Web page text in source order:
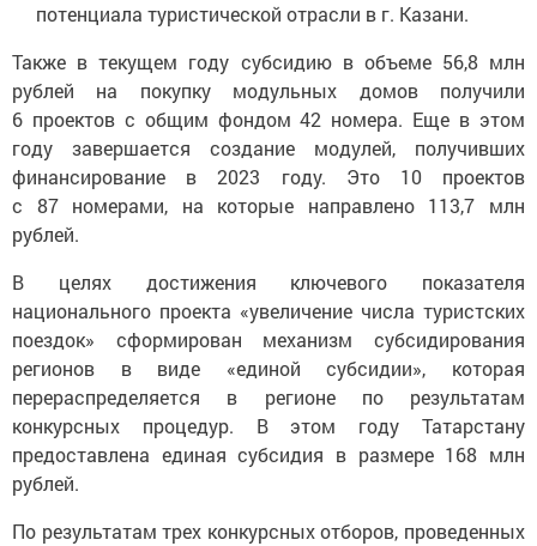
потенциала туристической отрасли в г. Казани.
Также в текущем году субсидию в объеме 56,8 млн
рублей на покупку модульных домов получили
6 проектов с общим фондом 42 номера. Еще в этом
году завершается создание модулей, получивших
финансирование в 2023 году. Это 10 проектов
с 87 номерами, на которые направлено 113,7 млн
рублей.
В целях достижения ключевого показателя
национального проекта «увеличение числа туристских
поездок» сформирован механизм субсидирования
регионов в виде «единой субсидии», которая
перераспределяется в регионе по результатам
конкурсных процедур. В этом году Татарстану
предоставлена единая субсидия в размере 168 млн
рублей.
По результатам трех конкурсных отборов, проведенных